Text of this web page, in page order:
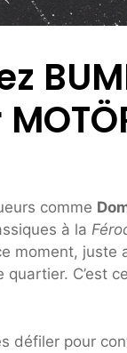
comme
à la
moment, juste
quartier. C’est
défiler pour